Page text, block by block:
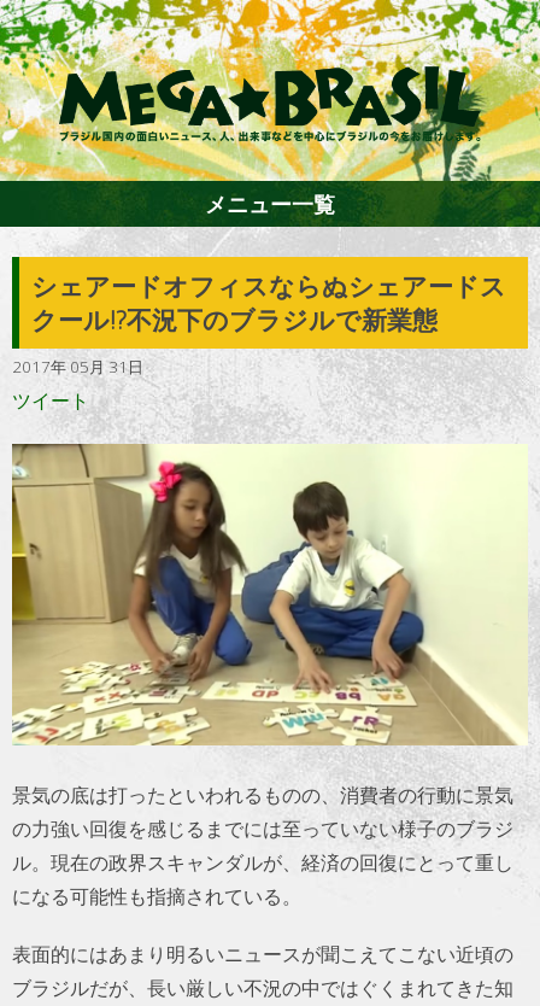
ホーム
ファション
エンターテイメント
グルメ
トラベル
サッカー
PEOPLE
ビジネス
コラム
メニュー一覧
シェアードオフィスならぬシェアードス
クール!?不況下のブラジルで新業態
2017年 05月 31日
ツイート
景気の底は打ったといわれるものの、消費者の行動に景気
の力強い回復を感じるまでには至っていない様子のブラジ
ル。現在の政界スキャンダルが、経済の回復にとって重し
になる可能性も指摘されている。
表面的にはあまり明るいニュースが聞こえてこない近頃の
ブラジルだが、長い厳しい不況の中ではぐくまれてきた知